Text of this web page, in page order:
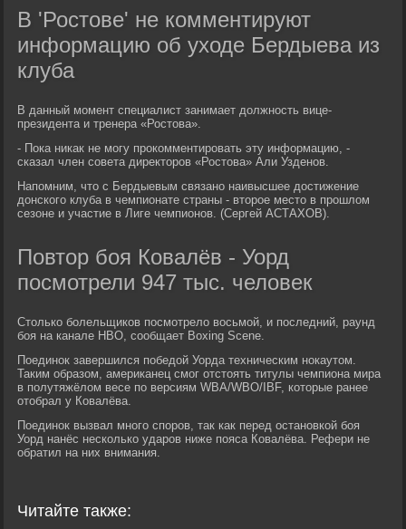
В 'Ростове' не комментируют
информацию об уходе Бердыева из
клуба
В данный момент специалист занимает должность вице-
президента и тренера «Ростова».
- Пока никак не могу прокомментировать эту информацию, -
сказал член совета директоров «Ростова» Али Узденов.
Напомним, что с Бердыевым связано наивысшее достижение
донского клуба в чемпионате страны - второе место в прошлом
сезоне и участие в Лиге чемпионов. (Сергей АСТАХОВ).
Повтор боя Ковалёв - Уорд
посмотрели 947 тыс. человек
Столько болельщиков посмотрело восьмой, и последний, раунд
боя на канале HBO, сообщает Boxing Scene.
Поединок завершился победой Уорда техническим нокаутом.
Таким образом, американец смог отстоять титулы чемпиона мира
в полутяжёлом весе по версиям WBA/WBO/IBF, которые ранее
отобрал у Ковалёва.
Поединок вызвал много споров, так как перед остановкой боя
Уорд нанёс несколько ударов ниже пояса Ковалёва. Рефери не
обратил на них внимания.
Читайте также: